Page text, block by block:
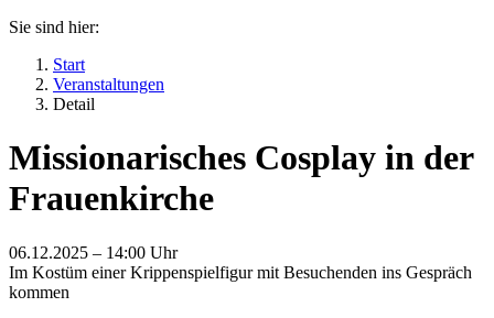
Sie sind hier:
Start
Veranstaltungen
Detail
Missionarisches Cosplay in der
Frauenkirche
06.12.2025 – 14:00 Uhr
Im Kostüm einer Krippenspielfigur mit Besuchenden ins Gespräch
kommen